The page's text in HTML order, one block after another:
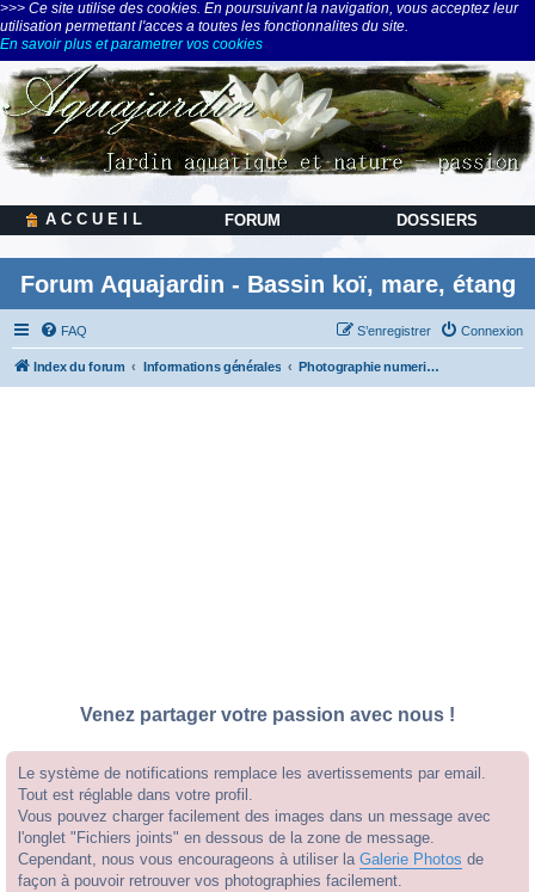
>>> Ce site utilise des cookies. En poursuivant la navigation, vous acceptez leur
utilisation permettant l'acces a toutes les fonctionnalites du site.
En savoir plus et parametrer vos cookies
A C C U E I L FORUM DOSSIERS
Forum Aquajardin - Bassin koï, mare, étang
FAQ Connexion
S’enregistrer
Index du forum Informations générales Photographie numerique & Webcam
Venez partager votre passion avec nous !
Le système de notifications remplace les avertissements par email.
Tout est réglable dans votre profil.
Vous pouvez charger facilement des images dans un message avec
l'onglet "Fichiers joints" en dessous de la zone de message.
Cependant, nous vous encourageons à utiliser la Galerie Photos de
façon à pouvoir retrouver vos photographies facilement.